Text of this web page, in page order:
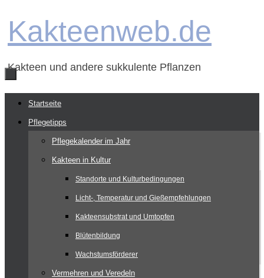
Inhalt
Kakteenweb.de
Kakteen und andere sukkulente Pflanzen
Zum
Inhalt
springen
Startseite
Pflegetipps
Pflegekalender im Jahr
Kakteen in Kultur
Standorte und Kulturbedingungen
Licht-, Temperatur und Gießempfehlungen
Kakteensubstrat und Umtopfen
Blütenbildung
Wachstumsförderer
Vermehren und Veredeln